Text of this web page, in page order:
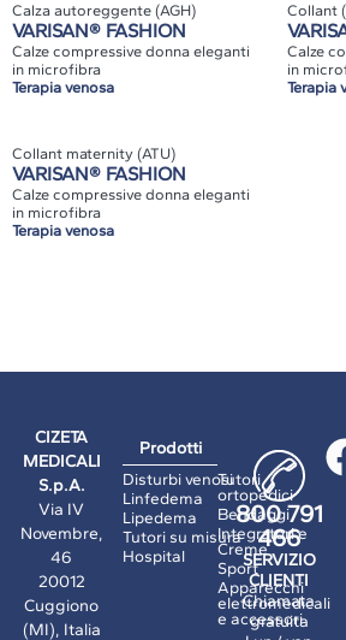
Calza autoreggente (AGH)
VARISAN® FASHION
Calze compressive donna eleganti
in microfibra
Terapia venosa
Collant
Calze
in
Terapia
Collant maternity (ATU)
VARISAN® FASHION
Calze compressive donna eleganti
in microfibra
Terapia venosa
CIZETA
MEDICALI
S.p.A.
Via IV
Novembre,
46
20012
Cuggiono
(MI), Italia
Prodotti
Disturbi venosi
Linfedema
Lipedema
Tutori su misura
Hospital
Tutori
ortopedici
Bendaggi
Integratori e
Creme
Sport
Apparecchi
elettromedicali
e accessori
800 791
466
SERVIZIO
CLIENTI
Chiamata
gratuita